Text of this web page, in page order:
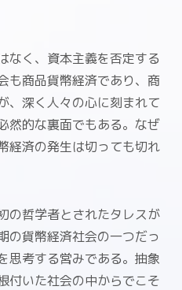
なく、資本主義を否定する
も商品貨幣経済であり、商
、深く人々の心に刻まれて
然的な裏面でもある。なぜ
経済の発生は切っても切れ
の哲学者とされたタレスが
の貨幣経済社会の一つだっ
思考する営みである。抽象
付いた社会の中からでこそ